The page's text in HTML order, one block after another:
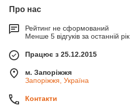
Про нас
Рейтинг не сформований
Менше 5 відгуків за останній рік
Працює з 25.12.2015
м. Запоріжжя
Запоріжжя, Україна
Контакти